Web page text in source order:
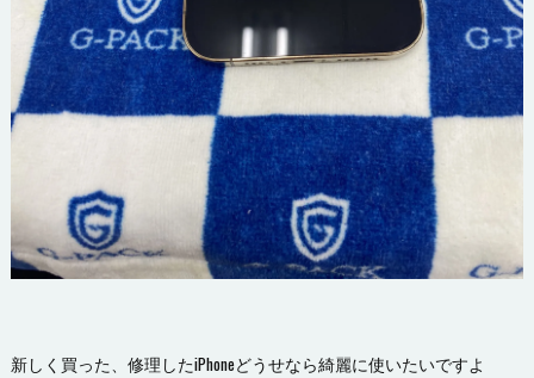
新しく買った、修理したiPhoneどうせなら綺麗に使いたいですよ